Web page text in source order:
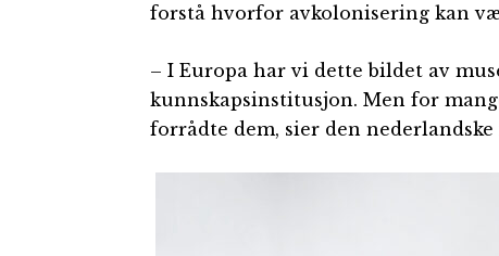
forstå hvorfor avkolonisering kan
– I Europa har vi dette bildet av
kunnskapsinstitusjon. Men for
forrådte dem, sier den